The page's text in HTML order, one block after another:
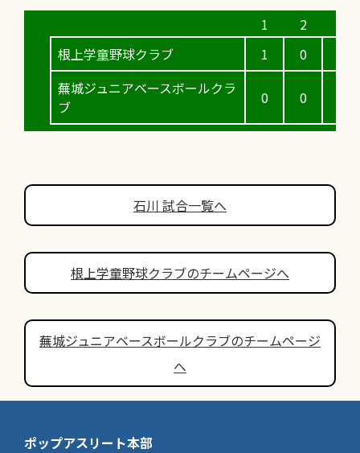
根上学童野球クラブ
蕪城ジュニアベースボールクラ
ブ
1
0
0
0
石川 試合一覧へ
根上学童野球クラブのチームページへ
蕪城ジュニアベースボールクラブのチームページ
へ
ポップアスリート本部